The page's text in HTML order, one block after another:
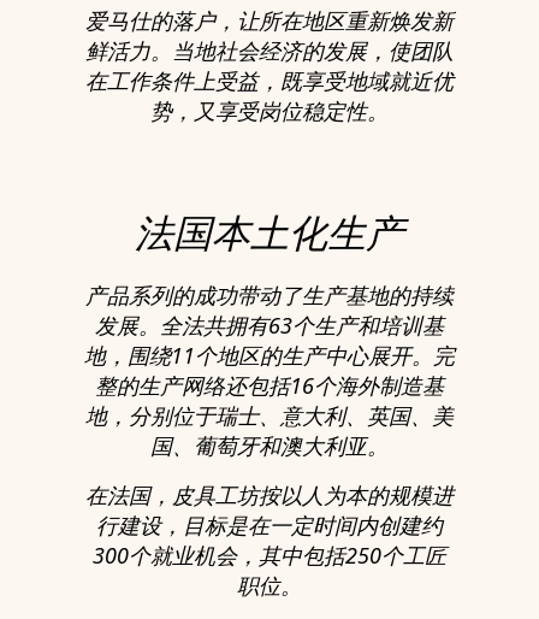
爱马仕的落户，让所在地区重新焕发新
鲜活力。当地社会经济的发展，使团队
在工作条件上受益，既享受地域就近优
势，又享受岗位稳定性。
法国本土化生产
产品系列的成功带动了生产基地的持续
发展。全法共拥有63个生产和培训基
地，围绕11个地区的生产中心展开。完
整的生产网络还包括16个海外制造基
地，分别位于瑞士、意大利、英国、美
国、葡萄牙和澳大利亚。
在法国，皮具工坊按以人为本的规模进
行建设，目标是在一定时间内创建约
300个就业机会，其中包括250个工匠
职位。